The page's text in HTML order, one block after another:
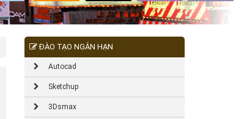
ĐÀO TẠO NGẮN HẠN
Autocad
Sketchup
3Dsmax